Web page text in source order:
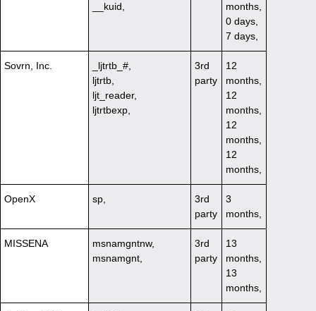
__kuid,
months,
0 days,
7 days,
Sovrn, Inc.
_ljtrtb_#,
ljtrtb,
ljt_reader,
ljtrtbexp,
3rd
party
12
months,
12
months,
12
months,
12
months,
OpenX sp,
3rd
party
3
months,
MISSENA
msnamgntnw,
msnamgnt,
3rd
party
13
months,
13
months,